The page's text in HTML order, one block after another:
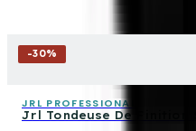
-30%
JRL PROFESSIONAL
Jrl Tondeuse De Finition